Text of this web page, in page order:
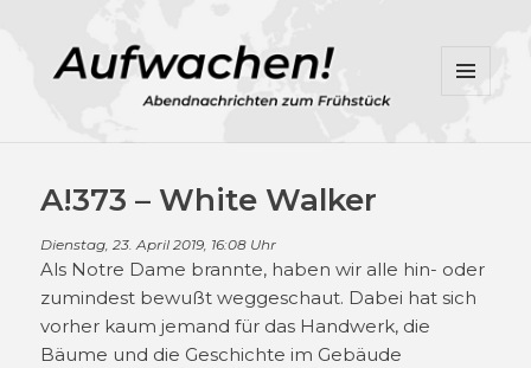
WIDGETS
A!373 – White Walker
Dienstag, 23. April 2019, 16:08 Uhr
Als Notre Dame brannte, haben wir alle hin- oder
zumindest bewußt weggeschaut. Dabei hat sich
vorher kaum jemand für das Handwerk, die
Bäume und die Geschichte im Gebäude